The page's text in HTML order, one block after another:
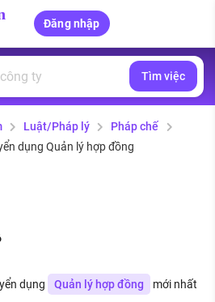
Đăng nhập
dụng
nhân
Tìm việc
Luật/Pháp lý
Pháp chế
dụng Quản lý hợp đồng
dụng Quản lý hợp đồng mới nhất